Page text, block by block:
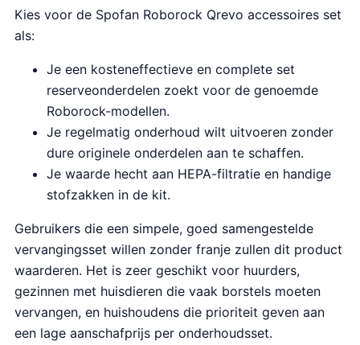
Kies voor de Spofan Roborock Qrevo accessoires set
als:
Je een kosteneffectieve en complete set
reserveonderdelen zoekt voor de genoemde
Roborock-modellen.
Je regelmatig onderhoud wilt uitvoeren zonder
dure originele onderdelen aan te schaffen.
Je waarde hecht aan HEPA-filtratie en handige
stofzakken in de kit.
Gebruikers die een simpele, goed samengestelde
vervangingsset willen zonder franje zullen dit product
waarderen. Het is zeer geschikt voor huurders,
gezinnen met huisdieren die vaak borstels moeten
vervangen, en huishoudens die prioriteit geven aan
een lage aanschafprijs per onderhoudsset.